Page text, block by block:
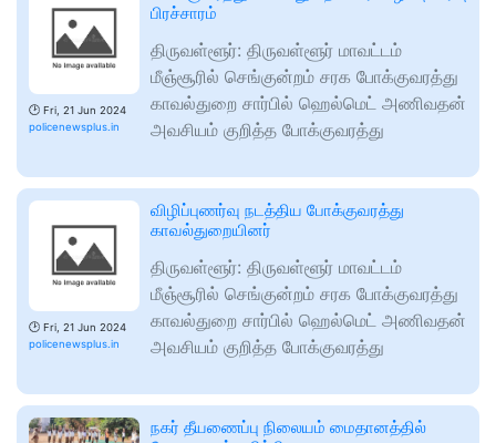
🕑 Fri, 21 Jun 2024
policenewsplus.in
பிரச்சாரம்
திருவள்ளூர்: திருவள்ளூர் மாவட்டம்
மீஞ்சூரில் செங்குன்றம் சரக போக்குவரத்து
காவல்துறை சார்பில் ஹெல்மெட் அணிவதன்
அவசியம் குறித்த போக்குவரத்து
🕑 Fri, 21 Jun 2024
policenewsplus.in
விழிப்புணர்வு நடத்திய போக்குவரத்து
காவல்துறையினர்
திருவள்ளூர்: திருவள்ளூர் மாவட்டம்
மீஞ்சூரில் செங்குன்றம் சரக போக்குவரத்து
காவல்துறை சார்பில் ஹெல்மெட் அணிவதன்
அவசியம் குறித்த போக்குவரத்து
நகர் தீயணைப்பு நிலையம் மைதானத்தில்